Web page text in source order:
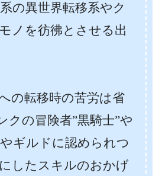
の異世界転移系やク
ノを彷彿とさせる出
の転移時の苦労は省
クの冒険者”黒騎士”や
ギルドに認められつ
したスキルのおかげ